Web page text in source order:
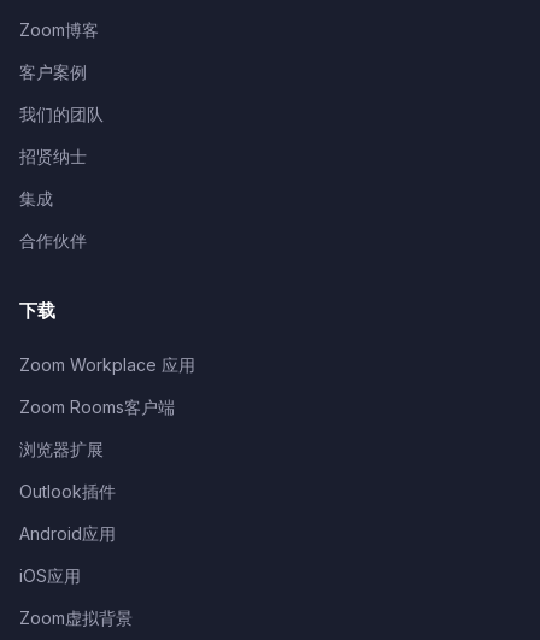
Zoom博客
客户案例
我们的团队
招贤纳士
集成
合作伙伴
下载
Zoom Workplace 应用
Zoom Rooms客户端
浏览器扩展
Outlook插件
Android应用
iOS应用
Zoom虚拟背景